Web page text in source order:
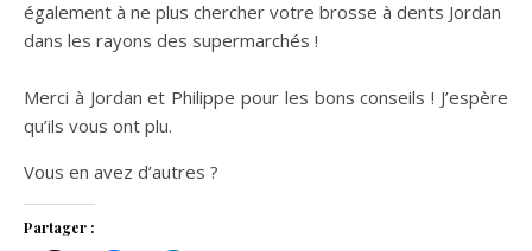
également à ne plus chercher votre brosse à dents Jordan
dans les rayons des supermarchés !
Merci à Jordan et Philippe pour les bons conseils ! J’espère
qu’ils vous ont plu.
Vous en avez d’autres ?
Partager :